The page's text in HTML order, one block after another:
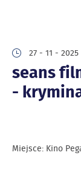
27 - 11 - 2025
seans
-
Miejsce: Kino